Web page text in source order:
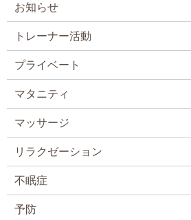
お知らせ
トレーナー活動
プライベート
マタニティ
マッサージ
リラクゼーション
不眠症
予防